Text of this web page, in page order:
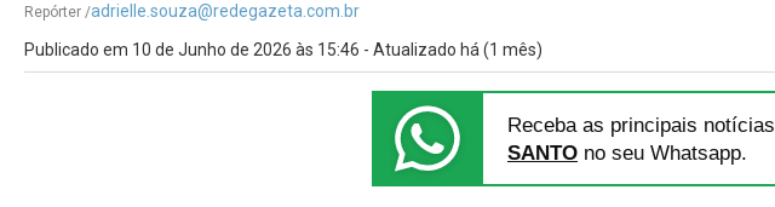
Repórter /adrielle.souza@redegazeta.com.br
Publicado em 10 de Junho de 2026 às 15:46 - Atualizado há (1 mês)
Receba as principais notícias
SANTO no seu Whatsapp.